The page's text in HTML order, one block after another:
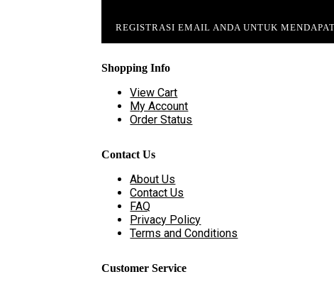
REGISTRASI EMAIL ANDA UNTUK
Shopping Info
View Cart
My Account
Order Status
Contact Us
About Us
Contact Us
FAQ
Privacy Policy
Terms and Conditions
Customer Service